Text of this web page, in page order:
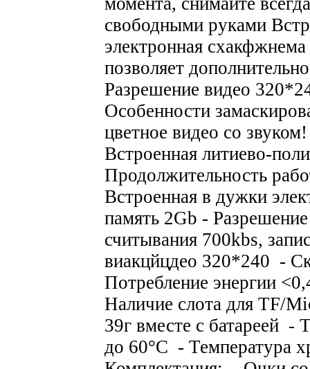
свободными руками
электронная
позволяет
Разрешение видео
Особенности
цветное видео со
Встроенная литиево-
Продолжительность
Встроенная в дужки
память 2Gb -
считывания 700kbs,
виакцйцдео 320*240 -
Потребление энергии
Наличие слота для TF/
39г вместе с батареей -
до 60°C - Температура